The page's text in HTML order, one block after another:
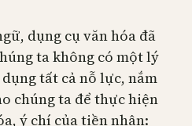
dụng cụ văn hóa đã
ta không có một lý
tất cả nỗ lực, nắm
chúng ta để thực hiện
ý chí của tiền nhân: